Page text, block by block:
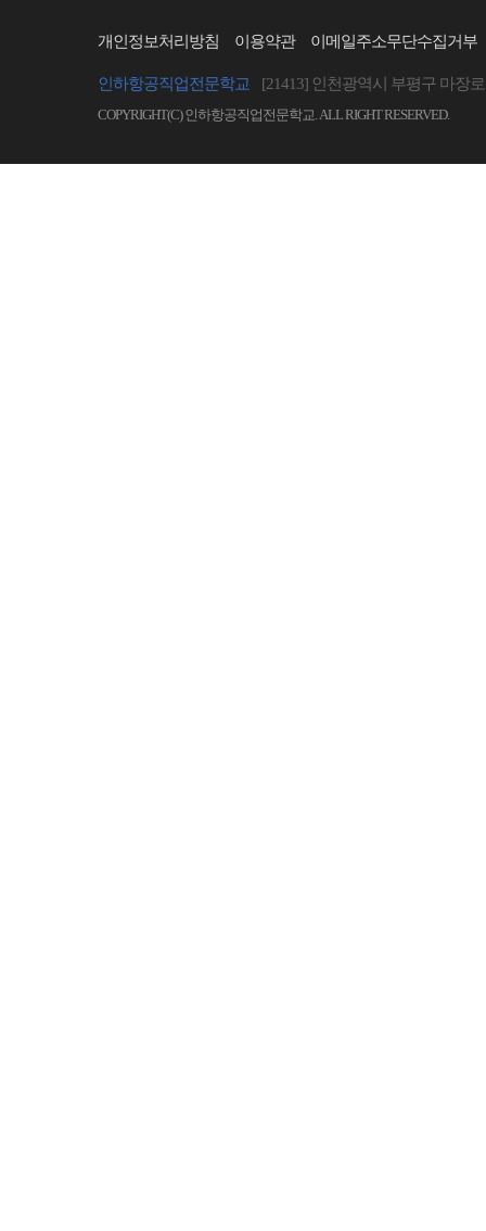
개인정보처리방침 이용약관 이메일주소무단수집거부
인하항공직업전문학교 [21413] 인천광역시 부평구 마장
COPYRIGHT(C) 인하항공직업전문학교. ALL RIGHT RESERVED.